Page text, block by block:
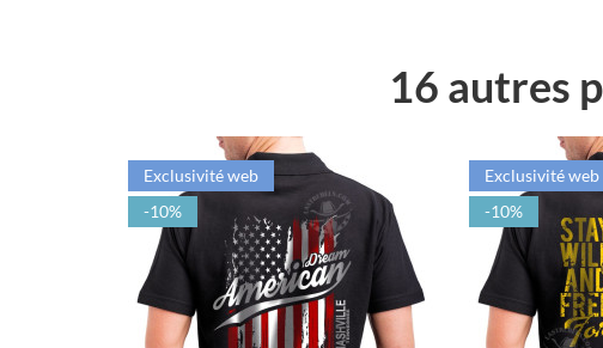
16 autres
Exclusivité web
-10%
Exclusivité web
-10%